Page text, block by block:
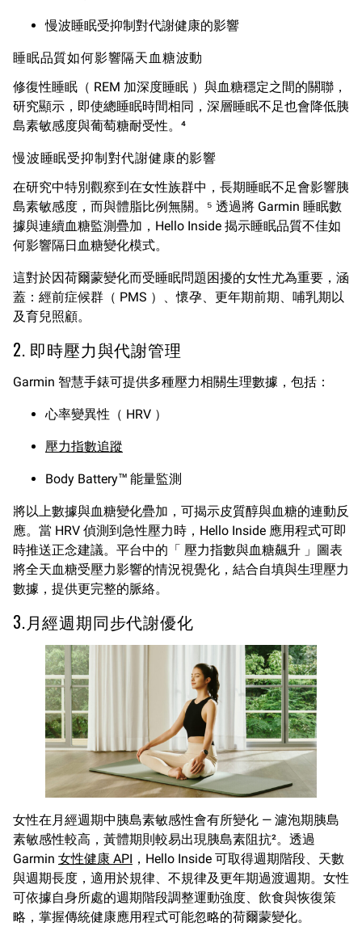
慢波睡眠受抑制對代謝健康的影響
睡眠品質如何影響隔天血糖波動
修復性睡眠（ REM 加深度睡眠 ）與血糖穩定之間的關聯，
研究顯示，即使總睡眠時間相同，深層睡眠不足也會降低胰
島素敏感度與葡萄糖耐受性。⁴
慢波睡眠受抑制對代謝健康的影響
在研究中特別觀察到在女性族群中，長期睡眠不足會影響胰
島素敏感度，而與體脂比例無關。⁵ 透過將 Garmin 睡眠數
據與連續血糖監測疊加，Hello Inside 揭示睡眠品質不佳如
何影響隔日血糖變化模式。
這對於因荷爾蒙變化而受睡眠問題困擾的女性尤為重要，涵
蓋：經前症候群（ PMS ）、懷孕、更年期前期、哺乳期以
及育兒照顧。
2. 即時壓力與代謝管理
Garmin 智慧手錶可提供多種壓力相關生理數據，包括：
心率變異性（ HRV ）
壓力指數追蹤
Body Battery™ 能量監測
將以上數據與血糖變化疊加，可揭示皮質醇與血糖的連動反
應。當 HRV 偵測到急性壓力時，Hello Inside 應用程式可即
時推送正念建議。平台中的「 壓力指數與血糖飆升 」圖表
將全天血糖受壓力影響的情況視覺化，結合自填與生理壓力
數據，提供更完整的脈絡。
3.月經週期同步代謝優化
女性在月經週期中胰島素敏感性會有所變化 — 濾泡期胰島
素敏感性較高，黃體期則較易出現胰島素阻抗²。透過
Garmin 女性健康 API ，Hello Inside 可取得週期階段、天數
與週期長度，適用於規律、不規律及更年期過渡週期。女性
可依據自身所處的週期階段調整運動強度、飲食與恢復策
略，掌握傳統健康應用程式可能忽略的荷爾蒙變化。